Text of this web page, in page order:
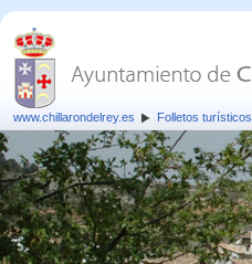
www.chillarondelrey.es Folletos turísticos